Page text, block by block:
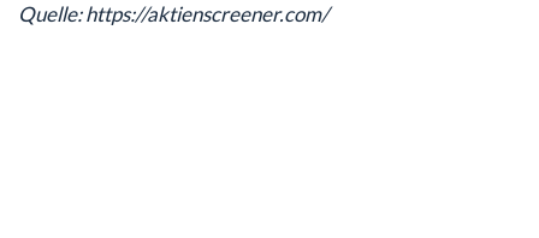
Quelle: https://aktienscreener.com/